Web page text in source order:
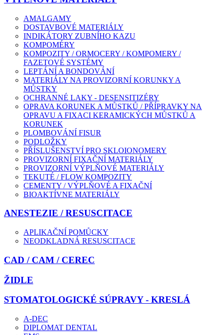
AMALGAMY
DOSTAVBOVÉ MATERIÁLY
INDIKÁTORY ZUBNÍHO KAZU
KOMPOMÉRY
KOMPOZITY / ORMOCERY / KOMPOMERY /
FAZETOVÉ SYSTÉMY
LEPTÁNÍ A BONDOVÁNÍ
MATERIÁLY NA PROVIZORNÍ KORUNKY A
MŮSTKY
OCHRANNÉ LAKY - DESENSITIZÉRY
OPRAVA KORUNEK A MŮSTKŮ / PŘÍPRAVKY NA
OPRAVU A FIXACI KERAMICKÝCH MŮSTKŮ A
KORUNEK
PLOMBOVÁNÍ FISUR
PODLOŽKY
PŘÍSLUŠENSTVÍ PRO SKLOIONOMERY
PROVIZORNÍ FIXAČNÍ MATERIÁLY
PROVIZORNÍ VÝPLŇOVÉ MATERIÁLY
TEKUTÉ / FLOW KOMPOZITY
CEMENTY / VÝPLŇOVÉ A FIXAČNÍ
BIOAKTÍVNE MATERIÁLY
ANESTEZIE / RESUSCITACE
APLIKAČNÍ POMŮCKY
NEODKLADNÁ RESUSCITACE
CAD / CAM / CEREC
ŽIDLE
STOMATOLOGICKÉ SÚPRAVY - KRESLÁ
A-DEC
DIPLOMAT DENTAL